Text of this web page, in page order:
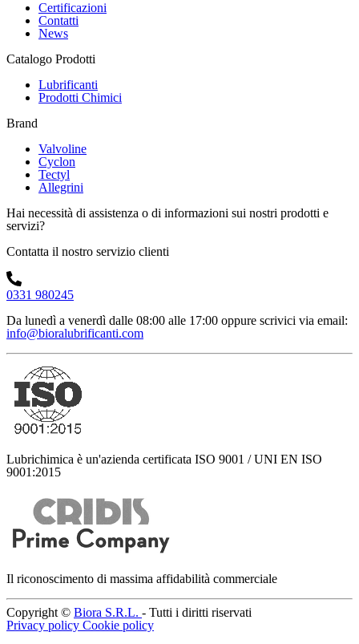
Certificazioni
Contatti
News
Catalogo Prodotti
Lubrificanti
Prodotti Chimici
Brand
Valvoline
Cyclon
Tectyl
Allegrini
Hai necessità di assistenza o di informazioni sui nostri prodotti e
servizi?
Contatta il nostro servizio clienti
0331 980245
Da lunedì a venerdì dalle 08:00 alle 17:00 oppure scrivici via email:
info@bioralubrificanti.com
Lubrichimica è un'azienda certificata ISO 9001 / UNI EN ISO
9001:2015
Il riconoscimento di massima affidabilità commerciale
Copyright © Biora S.R.L. - Tutti i diritti riservati
Privacy policy Cookie policy